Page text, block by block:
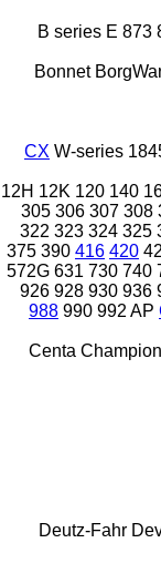
873
B series E
Bonnet
CX W-series
12H 12K 120 140
305 306 307 308
322 323 324 325
375 390 416 420
572G 631 730 740
926 928 930 936
988 990 992 AP
Centa Champion
Deutz-Fahr